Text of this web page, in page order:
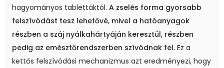
hagyományos tablettáktól. A zselés forma gyorsabb
felszívódást tesz lehetővé, mivel a hatóanyagok
részben a száj nyálkahártyáján keresztül, részben
pedig az emésztőrendszerben szívódnak fel. Ez a
kettős felszívódási mechanizmus azt eredményezi, hogy